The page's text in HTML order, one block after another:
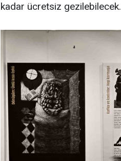
kadar ücretsiz gezilebilecek.